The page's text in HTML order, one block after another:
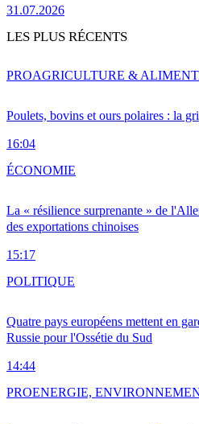
31.07.2026
LES PLUS RÉCENTS
Poulets, bovins et ours polaires : la
16:04
PROAGRICULTURE &
La « résilience surprenante » de
des exportations chinoises
15:17
ÉCONOMIE
Quatre pays européens mettent en
Russie pour l'Ossétie du Sud
14:44
POLITIQUE
PROENERGIE,